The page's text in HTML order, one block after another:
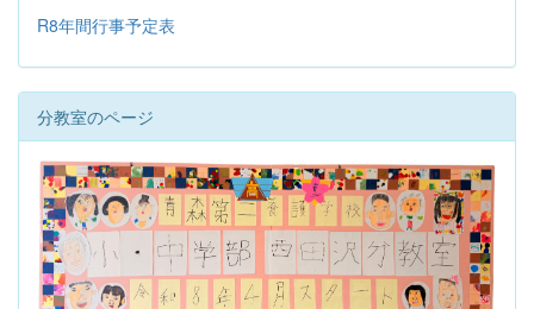
R8年間行事予定表
分教室のページ